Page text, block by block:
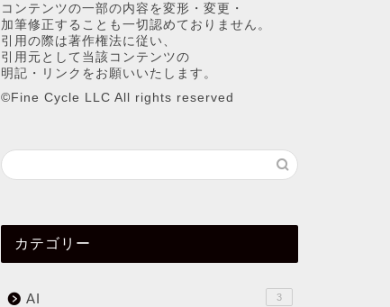
コンテンツの一部の内容を変形・変更・
加筆修正することも一切認めておりません。
引用の際は著作権法に従い、
引用元として当該コンテンツの
明記・リンクをお願いいたします。
©︎Fine Cycle LLC All rights reserved
カテゴリー
AI 3